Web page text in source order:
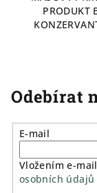
PRODUKT
Odebírat
E-mail
Vložením e-
osobních údajů